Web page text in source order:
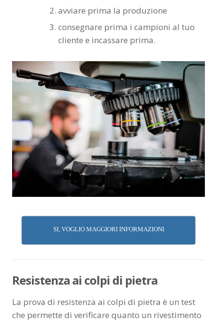
avviare prima la produzione
consegnare prima i campioni al tuo
cliente e incassare prima.
SI, VOGLIO MAGGIORI INFORMAZIONI
Resistenza ai colpi di pietra
La prova di resistenza ai colpi di pietra è un test
che permette di verificare quanto un rivestimento